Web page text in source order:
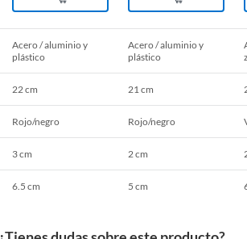
Acero / aluminio y
plástico
Acero / aluminio y
plástico
22 cm 21 cm
Rojo/negro Rojo/negro
3 cm 2 cm
6.5 cm 5 cm